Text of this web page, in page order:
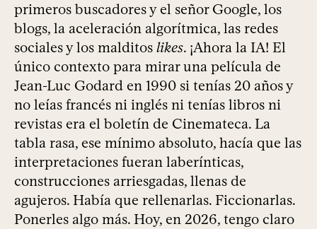
primeros buscadores y el señor Google, los
blogs, la aceleración algorítmica, las redes
sociales y los malditos likes. ¡Ahora la IA! El
único contexto para mirar una película de
Jean-Luc Godard en 1990 si tenías 20 años y
no leías francés ni inglés ni tenías libros ni
revistas era el boletín de Cinemateca. La
tabla rasa, ese mínimo absoluto, hacía que las
interpretaciones fueran laberínticas,
construcciones arriesgadas, llenas de
agujeros. Había que rellenarlas. Ficcionarlas.
Ponerles algo más. Hoy, en 2026, tengo claro